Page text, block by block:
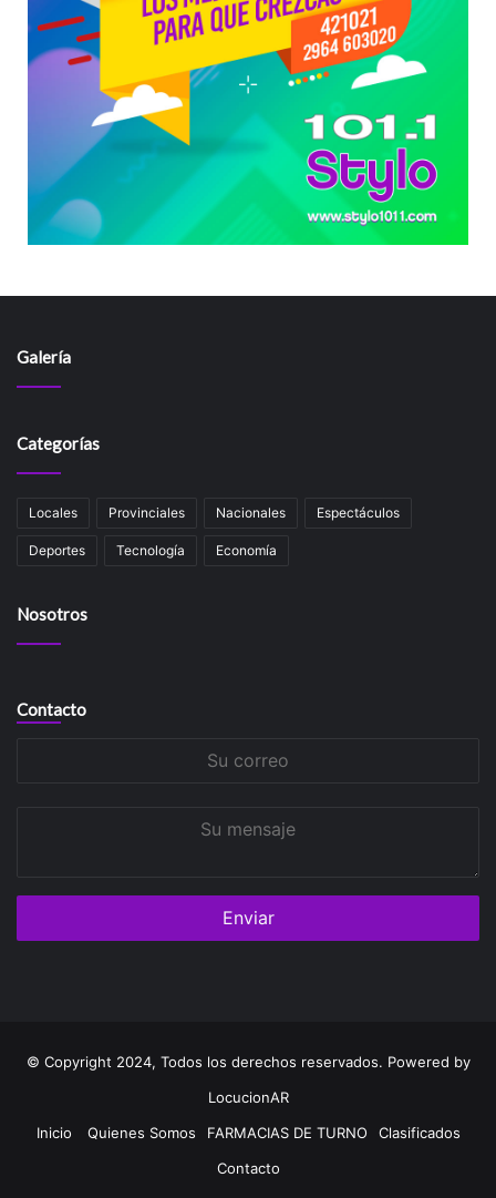
Galería
Categorías
Locales Provinciales Nacionales Espectáculos
Deportes Tecnología Economía
Nosotros
Contacto
© Copyright 2024, Todos los derechos reservados. Powered by
LocucionAR
Inicio
Quienes Somos FARMACIAS DE TURNO
Clasificados
Contacto